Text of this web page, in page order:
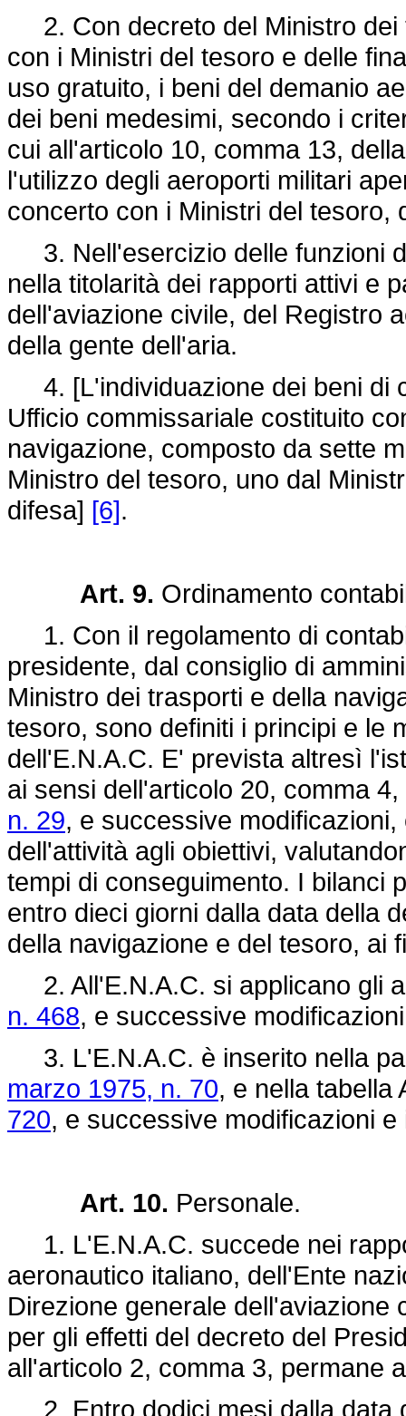
2. Con decreto del Ministro dei
con i Ministri del tesoro e delle
uso gratuito, i beni del demanio
dei beni medesimi, secondo i
cui all'articolo 10, comma 13,
l'utilizzo degli aeroporti militari
concerto con i Ministri del tesoro,
3. Nell'esercizio delle funzioni
nella titolarità dei rapporti attivi e
dell'aviazione civile, del Registro
della gente dell'aria.
4. [L'individuazione dei beni di
Ufficio commissariale costituito
navigazione, composto da sette
Ministro del tesoro, uno dal
difesa] [6].
Art. 9. Ordinamento
1. Con il regolamento di
presidente, dal consiglio di
Ministro dei trasporti e della
tesoro, sono definiti i principi e le
dell'E.N.A.C. E' prevista altresì
ai sensi dell'articolo 20, comma
n. 29, e successive
dell'attività agli obiettivi,
tempi di conseguimento. I bilanci
entro dieci giorni dalla data della
della navigazione e del tesoro, ai
2. All'E.N.A.C. si applicano gli
n. 468, e successive
3. L'E.N.A.C. è inserito nella
marzo 1975, n. 70, e nella tabella
720, e successive modificazioni e
Art. 10. Personale.
1. L'E.N.A.C. succede nei
aeronautico italiano, dell'Ente
Direzione generale
per gli effetti del decreto del
all'articolo 2, comma 3, permane
2. Entro dodici mesi dalla data